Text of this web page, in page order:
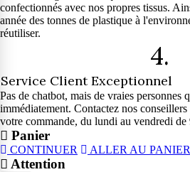
confectionnés avec nos propres tissus.
année des tonnes de plastique à
réutiliser.
4.
Service Client Exceptionnel
Pas de chatbot, mais de vraies personnes
immédiatement. Contactez nos
votre commande, du lundi au vendredi de
Panier
CONTINUER ALLER AU PANIER
Attention